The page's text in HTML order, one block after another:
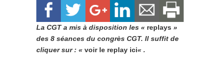
La CGT a mis à disposition les « replays »
des 8 séances du congrès CGT. Il suffit de
cliquer sur : « voir le replay ici« .